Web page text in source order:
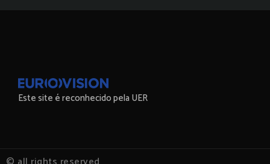
Este site é reconhecido pela UER